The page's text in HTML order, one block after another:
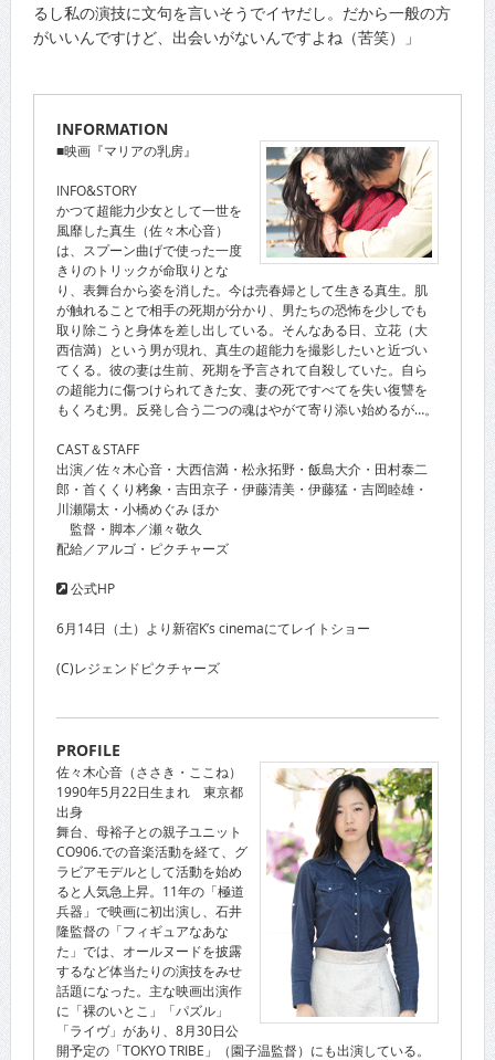
るし私の演技に文句を言いそうでイヤだし。だから一般の方
がいいんですけど、出会いがないんですよね（苦笑）」
INFORMATION
■映画『マリアの乳房』
INFO&STORY
かつて超能力少女として一世を
風靡した真生（佐々木心音）
は、スプーン曲げで使った一度
きりのトリックが命取りとな
り、表舞台から姿を消した。今は売春婦として生きる真生。肌
が触れることで相手の死期が分かり、男たちの恐怖を少しでも
取り除こうと身体を差し出している。そんなある日、立花（大
西信満）という男が現れ、真生の超能力を撮影したいと近づい
てくる。彼の妻は生前、死期を予言されて自殺していた。自ら
の超能力に傷つけられてきた女、妻の死ですべてを失い復讐を
もくろむ男。反発し合う二つの魂はやがて寄り添い始めるが…。
CAST＆STAFF
出演／佐々木心音・大西信満・松永拓野・飯島大介・田村泰二
郎・首くくり栲象・吉田京子・伊藤清美・伊藤猛・吉岡睦雄・
川瀬陽太・小橋めぐみ ほか
監督・脚本／瀬々敬久
配給／アルゴ・ピクチャーズ
公式HP
6月14日（土）より新宿K’s cinemaにてレイトショー
(C)レジェンドピクチャーズ
PROFILE
佐々木心音（ささき・ここね）
1990年5月22日生まれ 東京都
出身
舞台、母裕子との親子ユニット
CO906.での音楽活動を経て、グ
ラビアモデルとして活動を始め
ると人気急上昇。11年の「極道
兵器」で映画に初出演し、石井
隆監督の「フィギュアなあな
た」では、オールヌードを披露
するなど体当たりの演技をみせ
話題になった。主な映画出演作
に「裸のいとこ」「パズル」
「ライヴ」があり、8月30日公
開予定の「TOKYO TRIBE」（園子温監督）にも出演している。